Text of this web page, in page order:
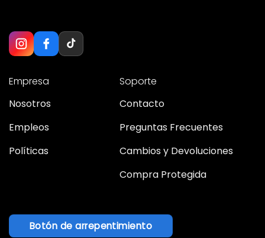
Empresa
Nosotros
Empleos
Políticas
Soporte
Contacto
Preguntas Frecuentes
Cambios y Devoluciones
Compra Protegida
Botón de arrepentimiento